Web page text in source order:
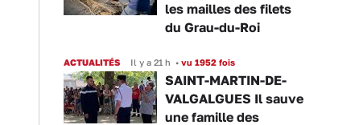
les mailles des filets
du Grau-du-Roi
ACTUALITÉS Il y a 21 h • vu 1952 fois
SAINT-MARTIN-DE-
VALGALGUES Il sauve
une famille des